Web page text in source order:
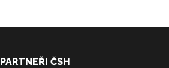
PARTNEŘI ČSH